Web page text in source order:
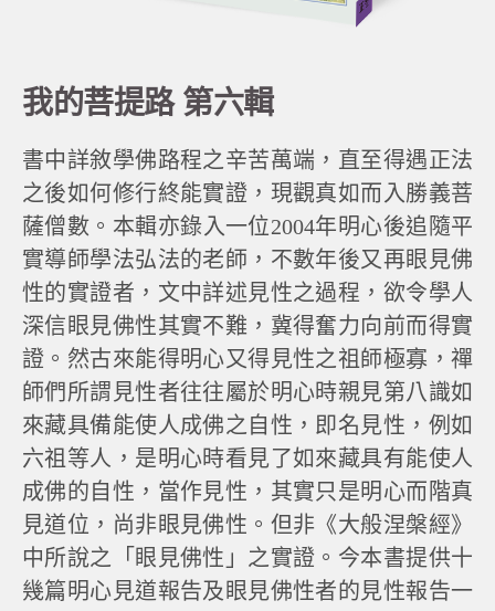
我的菩提路 第六輯
書中詳敘學佛路程之辛苦萬端，直至得遇正法
之後如何修行終能實證，現觀真如而入勝義菩
薩僧數。本輯亦錄入一位2004年明心後追隨平
實導師學法弘法的老師，不數年後又再眼見佛
性的實證者，文中詳述見性之過程，欲令學人
深信眼見佛性其實不難，冀得奮力向前而得實
證。然古來能得明心又得見性之祖師極寡，禪
師們所謂見性者往往屬於明心時親見第八識如
來藏具備能使人成佛之自性，即名見性，例如
六祖等人，是明心時看見了如來藏具有能使人
成佛的自性，當作見性，其實只是明心而階真
見道位，尚非眼見佛性。但非《大般涅槃經》
中所說之「眼見佛性」之實證。今本書提供十
幾篇明心見道報告及眼見佛性者的見性報告一